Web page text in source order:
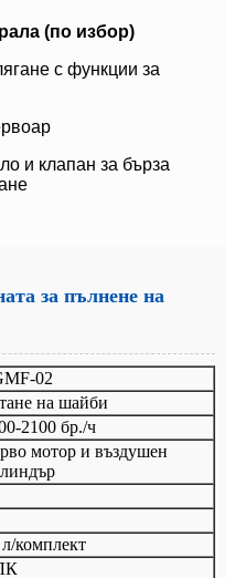
(по избор)
с функции за
и клапан за бърза
за пълнене на
02
на шайби
2100 бр./ч
мотор и въздушен
комплект